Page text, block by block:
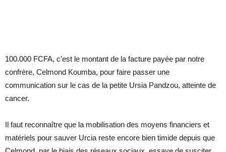
100.000 FCFA, c’est le montant de la facture payée par notre
confrère, Celmond Koumba, pour faire passer une
communication sur le cas de la petite Ursia Pandzou, atteinte de
cancer.
Il faut reconnaître que la mobilisation des moyens financiers et
matériels pour sauver Urcia reste encore bien timide depuis que